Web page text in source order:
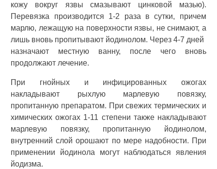
кожу вокруг язвы смазывают цинковой мазью).
Перевязка производится 1-2 раза в сутки, причем
марлю, лежащую на поверхности язвы, не снимают, а
лишь вновь пропитывают йодинолом. Через 4-7 дней
назначают местную ванну, после чего вновь
продолжают лечение.
При гнойных и инфицированных ожогах
накладывают рыхлую марлевую повязку,
пропитанную препаратом. При свежих термических и
химических ожогах 1-11 степени также накладывают
марлевую повязку, пропитанную йодинолом,
внутренний слой орошают по мере надобности. При
применении йодинола могут наблюдаться явления
йодизма.